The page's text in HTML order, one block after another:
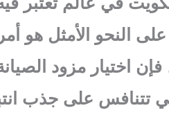
على النحو الأمثل هو
فإن اختيار مزود
تتنافس على جذب